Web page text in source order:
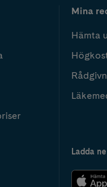
Mina
Hämta
Ladda